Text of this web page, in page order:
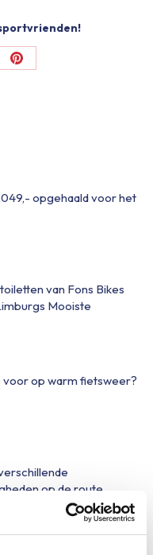
Share
opgehaald voor het
van Fons Bikes
Mooiste
voor op warm fietsweer?
op de route